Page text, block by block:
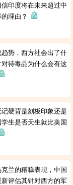
印度将在未来超过中
理由？
势，西方社会出了什
待毒品为什么会有这
硬背是刻板印象还是
生是否天生就比美国
兰的糟糕表现，中国
评估其针对西方的军